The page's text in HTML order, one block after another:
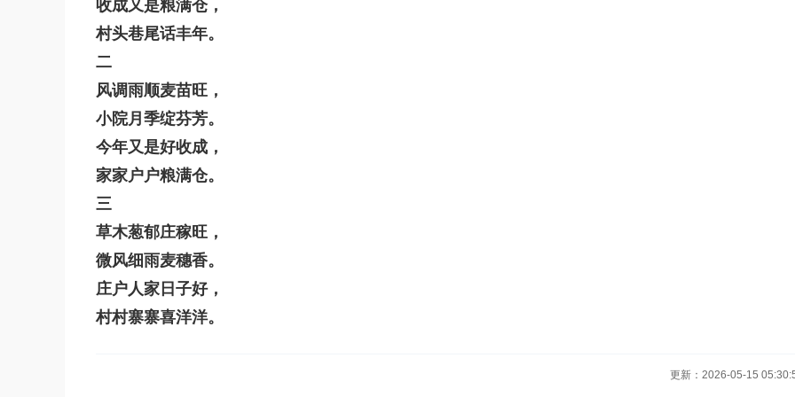
收成又是粮满仓，
村头巷尾话丰年。
二
风调雨顺麦苗旺，
小院月季绽芬芳。
今年又是好收成，
家家户户粮满仓。
三
草木葱郁庄稼旺，
微风细雨麦穗香。
庄户人家日子好，
村村寨寨喜洋洋。
更新：2026-05-15